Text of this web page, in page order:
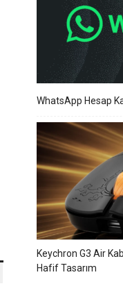
WhatsApp Hesap
Keychron G3 Air
Hafif Tasarım